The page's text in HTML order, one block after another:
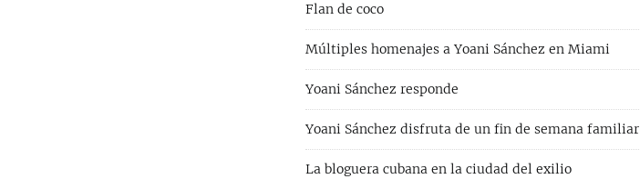
Flan de coco
Múltiples homenajes a Yoani Sánchez en Miami
Yoani Sánchez responde
Yoani Sánchez disfruta de un fin de semana familiar
La bloguera cubana en la ciudad del exilio